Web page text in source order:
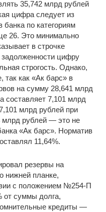
35,742 млрд рублей
цифра следует из
по категориям
26. Это минимально
в строчке
задолженности цифру
строгость. Однако,
так как «Ак барс» в
на сумму 28,641 млрд
составляет 7,101 млрд
млрд рублей при
млрд рублей — это не
«Ак барс». Норматив
11,64%.
резервы на
нижней планке,
с положением №254-П
от суммы долга,
кредиты —